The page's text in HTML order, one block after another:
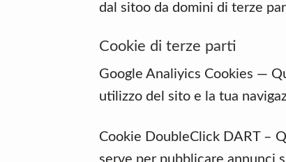
dal sitoo da domini di terze
Cookie di terze parti
Google Analiyics Cookies —
utilizzo del sito e la tua
Cookie DoubleClick DART –
serve per pubblicare annunci